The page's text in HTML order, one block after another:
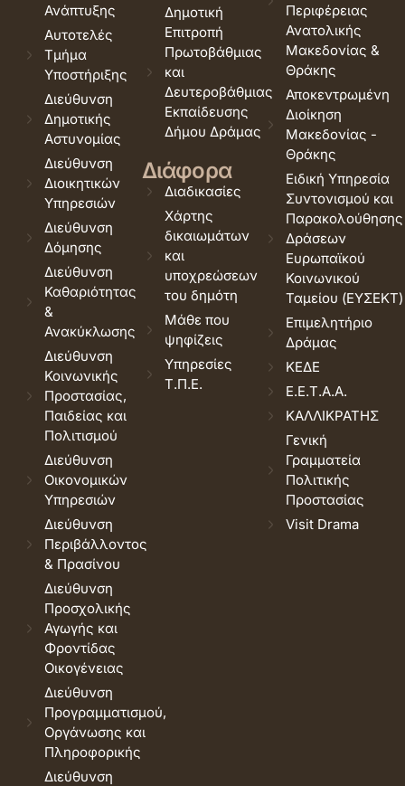
Ανάπτυξης
Αυτοτελές
Τμήμα
Υποστήριξης
Διεύθυνση
Δημοτικής
Αστυνομίας
Διεύθυνση
Διοικητικών
Υπηρεσιών
Διεύθυνση
Δόμησης
Διεύθυνση
Καθαριότητας
&
Ανακύκλωσης
Διεύθυνση
Κοινωνικής
Προστασίας,
Παιδείας και
Πολιτισμού
Διεύθυνση
Οικονομικών
Υπηρεσιών
Διεύθυνση
Περιβάλλοντος
& Πρασίνου
Διεύθυνση
Προσχολικής
Αγωγής και
Φροντίδας
Οικογένειας
Διεύθυνση
Προγραμματισμού,
Οργάνωσης και
Πληροφορικής
Διεύθυνση
Δημοτική
Επιτροπή
Πρωτοβάθμιας
και
Δευτεροβάθμιας
Εκπαίδευσης
Δήμου Δράμας
Διάφορα
Διαδικασίες
Χάρτης
δικαιωμάτων
και
υποχρεώσεων
του δημότη
Μάθε που
ψηφίζεις
Υπηρεσίες
Τ.Π.Ε.
Περιφέρειας
Ανατολικής
Μακεδονίας &
Θράκης
Αποκεντρωμένη
Διοίκηση
Μακεδονίας -
Θράκης
Ειδική Υπηρεσία
Συντονισμού και
Παρακολούθησης
Δράσεων
Ευρωπαϊκού
Κοινωνικού
Ταμείου (ΕΥΣΕΚΤ)
Επιμελητήριο
Δράμας
ΚΕΔΕ
Ε.Ε.Τ.Α.Α.
ΚΑΛΛΙΚΡΑΤΗΣ
Γενική
Γραμματεία
Πολιτικής
Προστασίας
Visit Drama